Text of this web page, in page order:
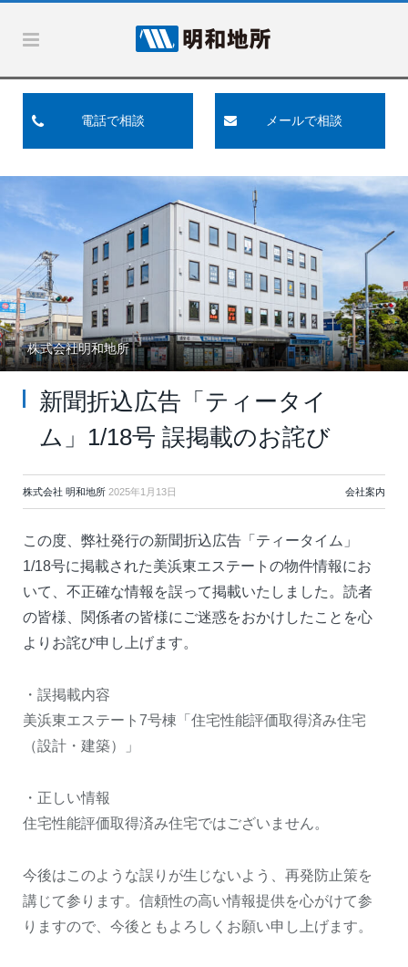
電話で相談 メールで相談
株式会社明和地所
新聞折込広告「ティータイ
ム」1/18号 誤掲載のお詫び
株式会社 明和地所 2025年1月13日 会社案内
この度、弊社発行の新聞折込広告「ティータイム」
1/18号に掲載された美浜東エステートの物件情報にお
いて、不正確な情報を誤って掲載いたしました。読者
の皆様、関係者の皆様にご迷惑をおかけしたことを心
よりお詫び申し上げます。
・誤掲載内容
美浜東エステート7号棟「住宅性能評価取得済み住宅
（設計・建築）」
・正しい情報
住宅性能評価取得済み住宅ではございません。
今後はこのような誤りが生じないよう、再発防止策を
講じて参ります。信頼性の高い情報提供を心がけて参
りますので、今後ともよろしくお願い申し上げます。